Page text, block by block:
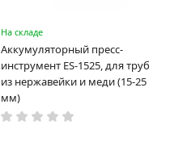
На складе
Аккумуляторный пресс-
инструмент ES-1525, для труб
из нержавейки и меди (15-25
мм)